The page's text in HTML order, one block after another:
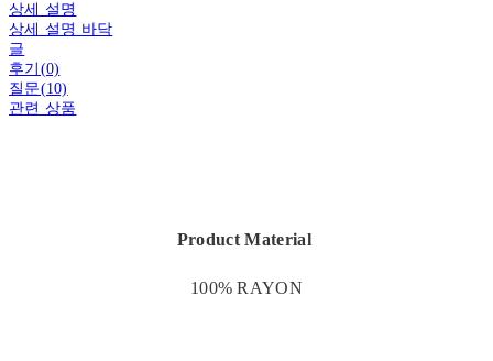
상세 설명
상세 설명 바닥
글
후기(0)
질문(10)
관련 상품
Product Material
100% RAYON